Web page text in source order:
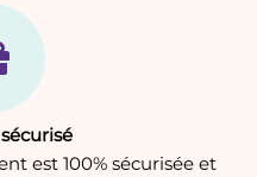
est 100% sécurisée et